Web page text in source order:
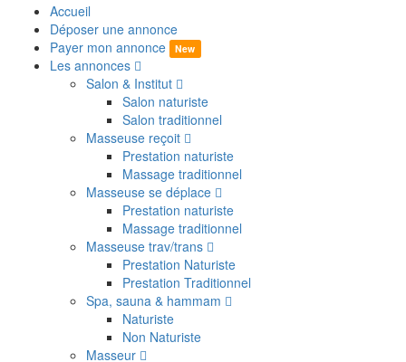
Accueil
Déposer une annonce
Payer mon annonce
New
Les annonces
Salon & Institut
Salon naturiste
Salon traditionnel
Masseuse reçoit
Prestation naturiste
Massage traditionnel
Masseuse se déplace
Prestation naturiste
Massage traditionnel
Masseuse trav/trans
Prestation Naturiste
Prestation Traditionnel
Spa, sauna & hammam
Naturiste
Non Naturiste
Masseur